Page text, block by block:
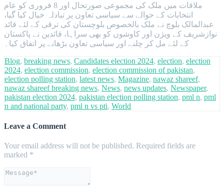
ملاقات میں ملک کی مجموعی صورتحال اور 8 فروری کو عام
انتخابات کے حوالے سے سیاسی تعاون پر تبادلہ خیال کیا گیا،
عبدالمالک بلوچ نے ملک بالخصوص بلوچستان کی ترقی کے لئے قائد
نوازشریف کے ویژن اور کاوشوں کو بھی سراہا، قائدین نے پاکستان
کے لئے مل کر چلنے اور سیاسی تعاون بڑھانے پر اتفاق کیا۔
Blog, breaking news, Candidates election 2024, election, election
2024, election commission, election commission of pakistan,
election polling station, latest news, Magazine, nawaz shareef,
nawaz shareef breaking news, News, news updates, Newspaper,
pakistan election 2024, pakistan election polling station, pml n, pml
n and national party, pml n vs pti, World
Leave a Comment
Your email address will not be published. Required fields are
marked *